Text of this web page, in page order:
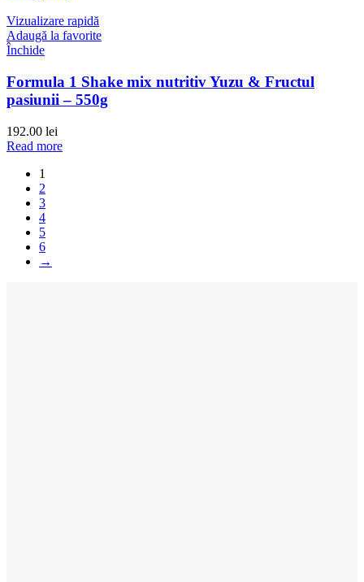
Vizualizare rapidă
Adaugă la favorite
Închide
Formula 1 Shake mix nutritiv Yuzu & Fructul
pasiunii – 550g
192.00 lei
Read more
1
2
3
4
5
6
→